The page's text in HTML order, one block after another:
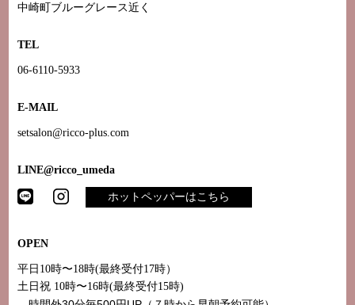
中崎町ブルーグレース近く
TEL
06-6110-5933
E-MAIL
setsalon@ricco-plus.com
LINE@ricco_umeda
ホットペッパーはこちら
OPEN
平日10時〜18時(最終受付17時）
土日祝 10時〜16時(最終受付15時)